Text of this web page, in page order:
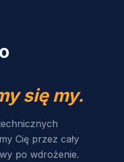
się my.
Cię przez cały
po wdrożenie.